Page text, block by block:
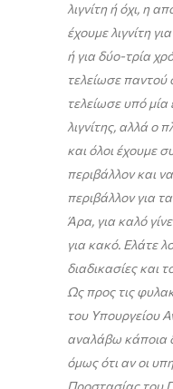
λιγνίτη ή όχι, η
έχουμε λιγνίτη
ή για δύο-τρία
τελείωσε
τελείωσε υπό μία
λιγνίτης, αλλά ο
και όλοι έχουμε
περιβάλλον και
περιβάλλον για
Άρα, για καλό
για κακό. Ελάτε
διαδικασίες και
Ως προς τις
του Υπουργείου
αναλάβω κάποια
όμως ότι αν οι
Προστασίας του